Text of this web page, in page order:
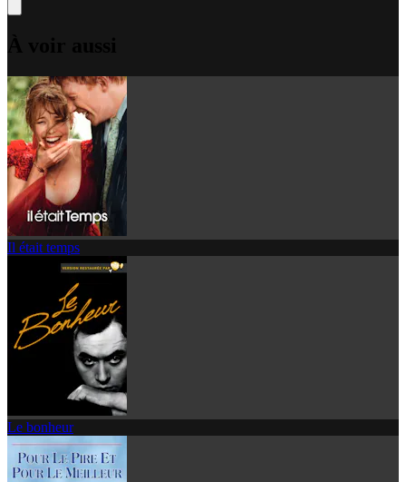
Il était temps
Le bonheur